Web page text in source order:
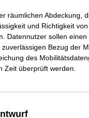
räumlichen Abdeckung,
und Richtigkeit
Datennutzer sollen einen
Bezug der
des
Zeit überprüft werden.